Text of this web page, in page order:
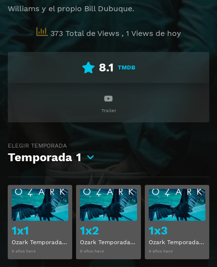
Williams y el propio Bill Dubuque.
373 Total de Views , 1 Views de hoy
8.1 TMDB
Trailer
ELEGIR TEMPORADA
Temporada 1
1x1
Ozark Temporada 1, Capitulo 1
9 años hace
Ver
1x2
Ozark Temporada 1, Capitulo 2
9 años hace
Ver
1x3
Ozark Temporada 1, Capitulo 3
9 años hace